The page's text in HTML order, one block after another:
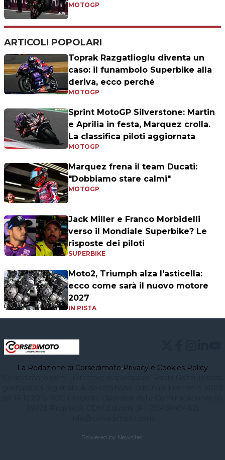
MOTOGP
ARTICOLI POPOLARI
Toprak Razgatlioglu diventa un
caso: il funambolo Superbike alla
deriva, ecco perché
MOTOGP
Sprint MotoGP Silverstone: Martin
e Aprilia in festa, Marquez crolla.
La classifica piloti aggiornata
MOTOGP
Marquez frena il team Ducati:
"Dobbiamo stare calmi"
MOTOGP
Jack Miller e Franco Morbidelli
verso il Mondiale Superbike? Le
risposte dei piloti
SUPERBIKE
Moto2, Triumph alza l'asticella:
ecco come sarà il nuovo motore
2027
IN PISTA
La Redazione di Corsedimoto•Privacy e Cookies Policy
Powered by Newsifier